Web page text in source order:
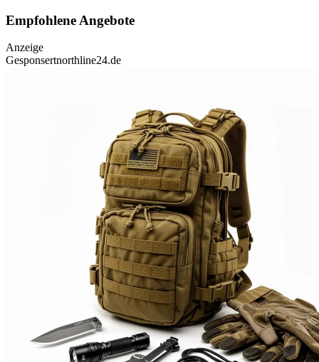
Empfohlene Angebote
Anzeige
Gesponsertnorthline24.de